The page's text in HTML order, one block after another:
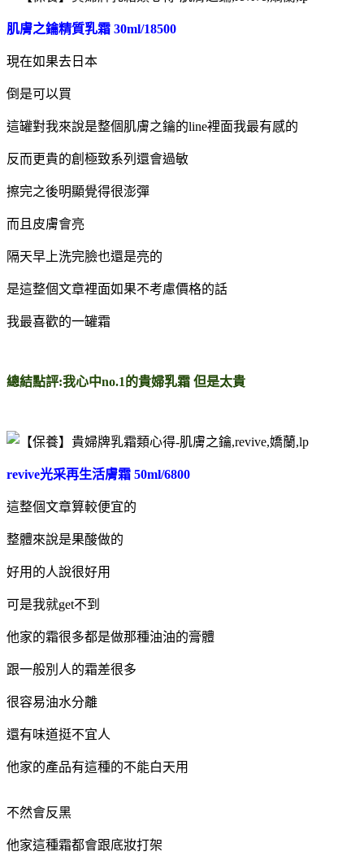
肌膚之鑰精質乳霜 30ml/18500
現在如果去日本
倒是可以買
這罐對我來說是整個肌膚之鑰的line裡面我最有感的
反而更貴的創極致系列還會過敏
擦完之後明顯覺得很澎彈
而且皮膚會亮
隔天早上洗完臉也還是亮的
是這整個文章裡面如果不考慮價格的話
我最喜歡的一罐霜
總結點評:我心中no.1的貴婦乳霜 但是太貴
revive光采再生活膚霜 50ml/6800
這整個文章算較便宜的
整體來說是果酸做的
好用的人說很好用
可是我就get不到
他家的霜很多都是做那種油油的膏體
跟一般別人的霜差很多
很容易油水分離
還有味道挺不宜人
他家的產品有這種的不能白天用
不然會反黑
他家這種霜都會跟底妝打架